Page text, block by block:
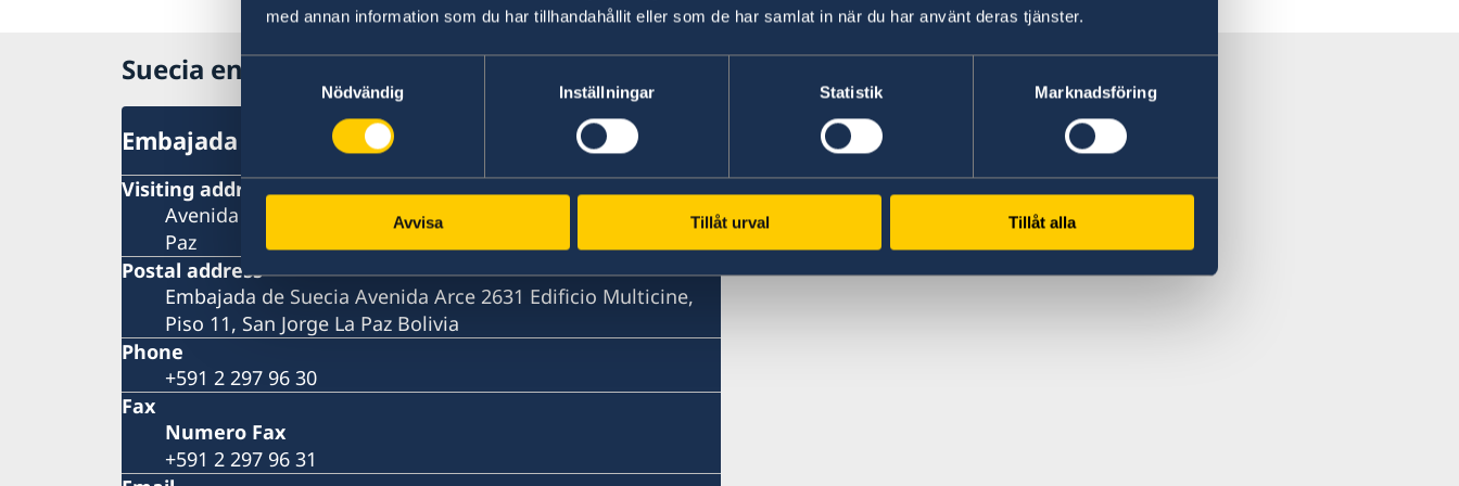
med annan information som du har tillhandahållit eller som de har samlat in när du har använt deras tjänster.
Samtyckesval
Nödvändig
Inställningar Statistik Marknadsföring
Avvisa Tillåt urval Tillåt alla
Suecia en Bolivia, La Paz
Embajada de Suecia
Visiting address
Avenida Arce 2631 Edificio Multicine, Piso 11, San Jorge La
Paz
Postal address
Embajada de Suecia Avenida Arce 2631 Edificio Multicine,
Piso 11, San Jorge La Paz Bolivia
Phone
+591 2 297 96 30
Fax
Numero Fax
+591 2 297 96 31